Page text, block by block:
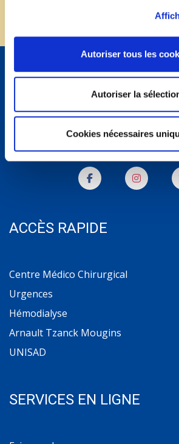
Autoriser tous les
Autoriser la
Cookies nécessaires
SOUTENIR
INFOS ET CONTACT
231, avenue Docteur
06700 SAINT-
Tél.04 92 27 33 33
ACCÈS RAPIDE
Centre Médico Chirurgical
Urgences
Hémodialyse
Arnault Tzanck Mougins
UNISAD
SERVICES EN LIGNE